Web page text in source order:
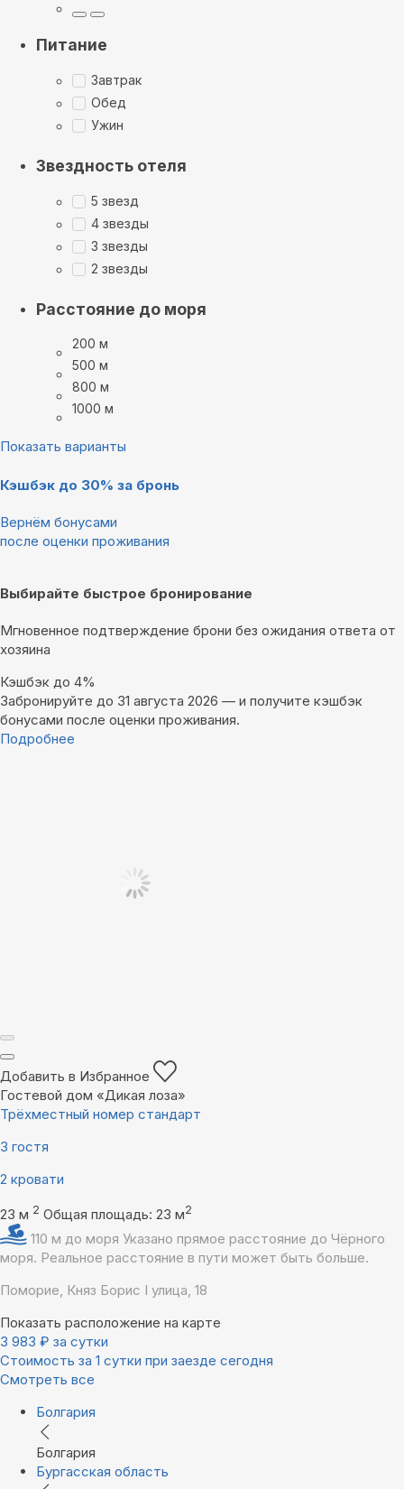
Питание
Завтрак
Обед
Ужин
Звездность отеля
5 звезд
4 звезды
3 звезды
2 звезды
Расстояние до моря
200 м
500 м
800 м
1000 м
Показать варианты
Кэшбэк до 30% за бронь
Вернём бонусами
после оценки проживания
Выбирайте быстрое бронирование
Мгновенное подтверждение брони без ожидания ответа от
хозяина
Кэшбэк до 4%
Забронируйте до 31 августа 2026 — и получите кэшбэк
бонусами после оценки проживания.
Подробнее
Добавить в Избранное
Гостевой дом «Дикая лоза»
Трёхместный номер стандарт
3 гостя
2 кровати
23 м 2 Общая площадь: 23 м2
110 м до моря Указано прямое расстояние до Чёрного
моря. Реальное расстояние в пути может быть больше.
Поморие, Княз Борис I улица, 18
Показать расположение на карте
3 983 ₽ за сутки
Стоимость за 1 сутки при заезде сегодня
Смотреть все
Болгария
Болгария
Бургасская область